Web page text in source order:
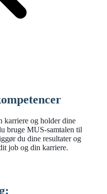
og holder dine
bruge MUS-samtalen til
du dine resultater og
job og din karriere.